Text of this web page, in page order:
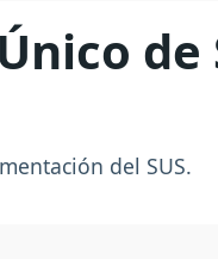
de
del SUS.